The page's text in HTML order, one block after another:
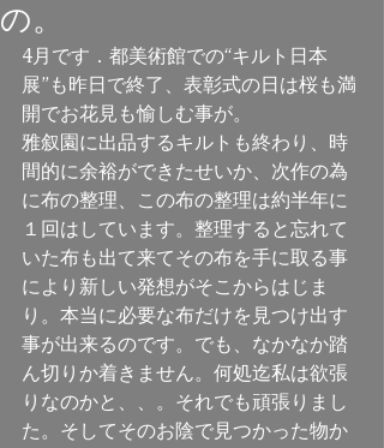
の。
4月です．都美術館での“キルト日本
展”も昨日で終了、表彰式の日は桜も満
開でお花見も愉しむ事が。
雅叙園に出品するキルトも終わり、時
間的に余裕ができたせいか、次作の為
に布の整理、この布の整理は約半年に
１回はしています。整理すると忘れて
いた布も出て来てその布を手に取る事
により新しい発想がそこからはじま
り。本当に必要な布だけを見つけ出す
事が出来るのです。でも、なかなか踏
ん切りか着きません。何処迄私は欲張
りなのかと、、。それでも頑張りまし
た。そしてそのお陰で見つかった物か